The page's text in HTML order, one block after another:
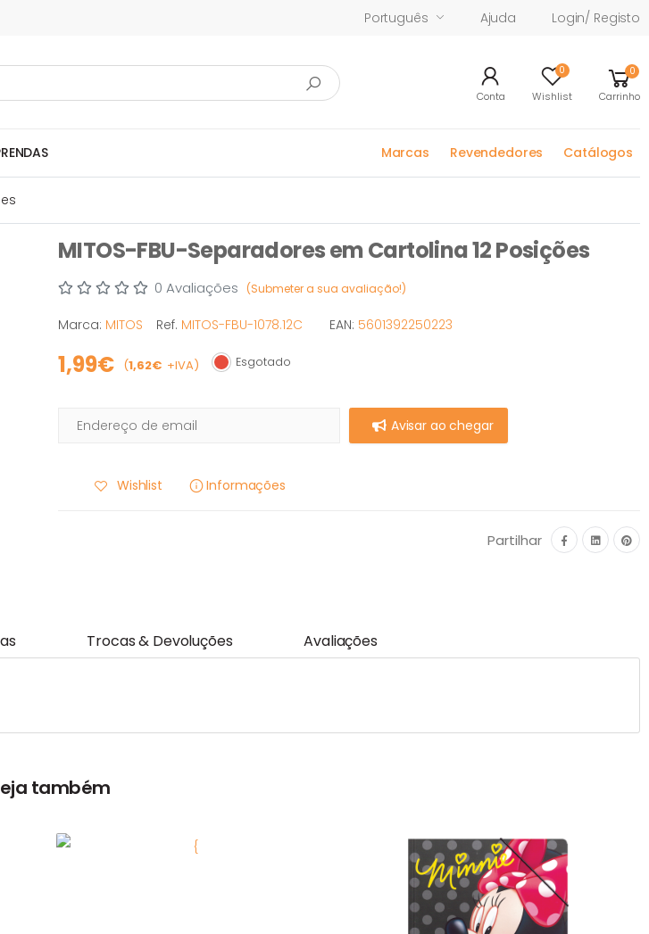
Português Ajuda Login/ Registo
Conta
0
Wishlist
0
Carrinho
Marcas Revendedores Catálogos
MITOS-FBU-Separadores em Cartolina 12 Posições
0 Avaliações (Submeter a sua avaliação!)
Marca: MITOS Ref. MITOS-FBU-1078.12C EAN: 5601392250223
1,99€ (1,62€ +IVA) Esgotado
Esgotado
Avisar ao chegar
Wishlist Informações
Partilhar
Trocas & Devoluções Avaliações
também